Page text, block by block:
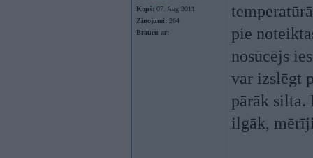
Kopš: 07. Aug 2011
Ziņojumi: 264
Braucu ar:
pie
nosūcējs
var izslēgt
pārāk silta.
ilgāk,